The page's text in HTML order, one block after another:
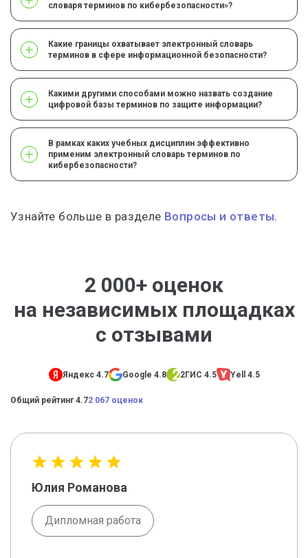
словаря терминов по кибербезопасности»?
Какие границы охватывает электронный словарь
терминов в сфере информационной безопасности?
Какими другими способами можно назвать создание
цифровой базы терминов по защите информации?
В рамках каких учебных дисциплин эффективно
применим электронный словарь терминов по
кибербезопасности?
Узнайте больше в разделе Вопросы и ответы.
2 000+ оценок
на независимых площадках
с отзывами
Яндекс 4.7 Google 4.8 2ГИС 4.5 Yell 4.5
Общий рейтинг 4.72 067 оценок
Юлия Романова
Дипломная работа